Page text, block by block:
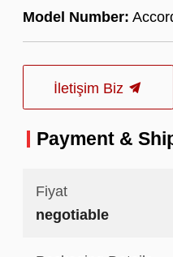
Model Number:
İletişim Biz
Payment &
Fiyat
negotiable